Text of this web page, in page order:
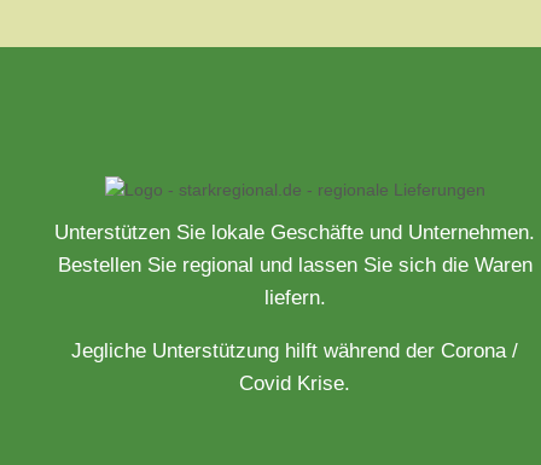
Unterstützen Sie lokale Geschäfte und Unternehmen.
Bestellen Sie regional und lassen Sie sich die Waren
liefern.
Jegliche Unterstützung hilft während der Corona /
Covid Krise.